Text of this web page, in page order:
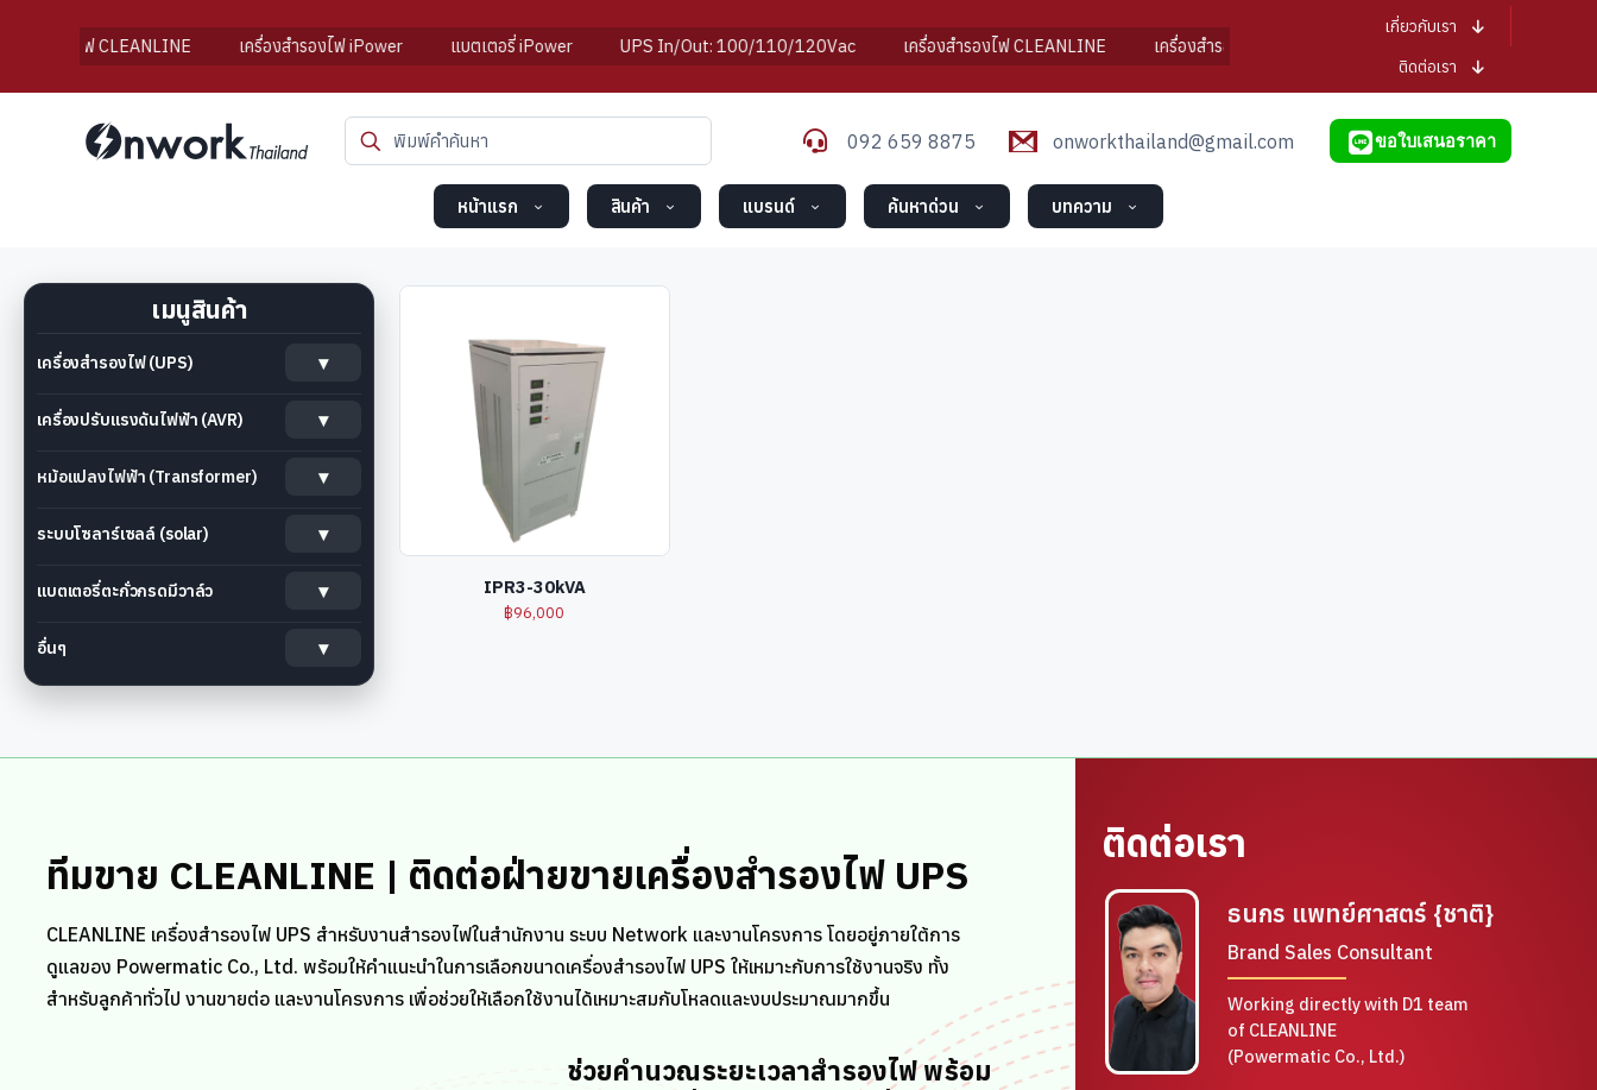
สำรองไฟ CLEANLINE เครื่องสำรองไฟ iPower แบตเตอรี่ iPower UPS In/Out: 100/110/120Vac เครื่องสำรองไฟ CLEANLINE เครื่องสำรองไฟ iPower UPS In/
เกี่ยวกับเรา
ติดต่อเรา
092 659 8875 onworkthailand@gmail.com ขอใบเสนอราคา
หน้าแรก สินค้า แบรนด์ ค้นหาด่วน บทความ
IPR3-30kVA
฿96,000
เมนูสินค้า
เครื่องสำรองไฟ (UPS)
เครื่องปรับแรงดันไฟฟ้า (AVR)
หม้อแปลงไฟฟ้า (Transformer)
ระบบโซลาร์เซลล์ (solar)
แบตเตอรี่ตะกั่วกรดมีวาล์ว
อื่นๆ
ทีมขาย CLEANLINE | ติดต่อฝ่ายขายเครื่องสำรองไฟ UPS
CLEANLINE เครื่องสำรองไฟ UPS สำหรับงานสำรองไฟในสำนักงาน ระบบ Network และงานโครงการ โดยอยู่ภายใต้การ
ดูแลของ Powermatic Co., Ltd. พร้อมให้คำแนะนำในการเลือกขนาดเครื่องสำรองไฟ UPS ให้เหมาะกับการใช้งานจริง ทั้ง
สำหรับลูกค้าทั่วไป งานขายต่อ และงานโครงการ เพื่อช่วยให้เลือกใช้งานได้เหมาะสมกับโหลดและงบประมาณมากขึ้น
ช่วยคำนวณระยะเวลาสำรองไฟ พร้อม
ติดต่อเรา
ธนกร แพทย์ศาสตร์ {ชาติ}
Brand Sales Consultant
Working directly with D1 team
of CLEANLINE
(Powermatic Co., Ltd.)